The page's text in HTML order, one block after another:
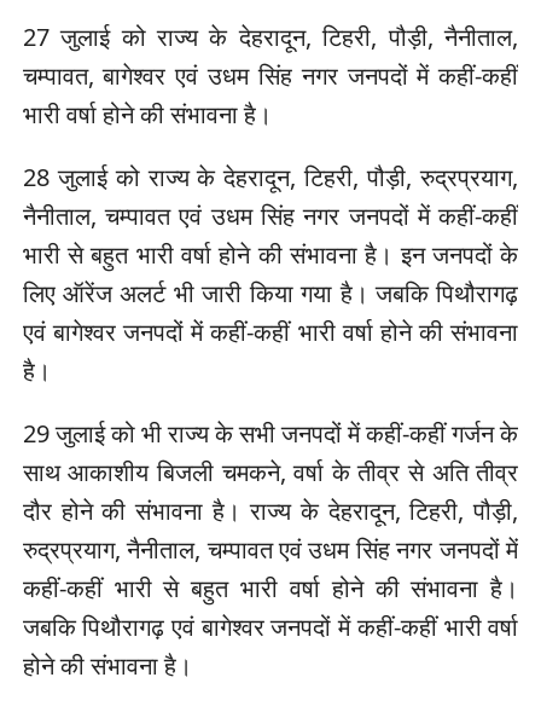
27 जुलाई को राज्य के देहरादून, टिहरी, पौड़ी, नैनीताल,
चम्पावत, बागेश्वर एवं उधम सिंह नगर जनपदों में कहीं-कहीं
भारी वर्षा होने की संभावना है।
28 जुलाई को राज्य के देहरादून, टिहरी, पौड़ी, रुद्रप्रयाग,
नैनीताल, चम्पावत एवं उधम सिंह नगर जनपदों में कहीं-कहीं
भारी से बहुत भारी वर्षा होने की संभावना है। इन जनपदों के
लिए ऑरेंज अलर्ट भी जारी किया गया है। जबकि पिथौरागढ़
एवं बागेश्वर जनपदों में कहीं-कहीं भारी वर्षा होने की संभावना
है।
29 जुलाई को भी राज्य के सभी जनपदों में कहीं-कहीं गर्जन के
साथ आकाशीय बिजली चमकने, वर्षा के तीव्र से अति तीव्र
दौर होने की संभावना है। राज्य के देहरादून, टिहरी, पौड़ी,
रुद्रप्रयाग, नैनीताल, चम्पावत एवं उधम सिंह नगर जनपदों में
कहीं-कहीं भारी से बहुत भारी वर्षा होने की संभावना है।
जबकि पिथौरागढ़ एवं बागेश्वर जनपदों में कहीं-कहीं भारी वर्षा
होने की संभावना है।